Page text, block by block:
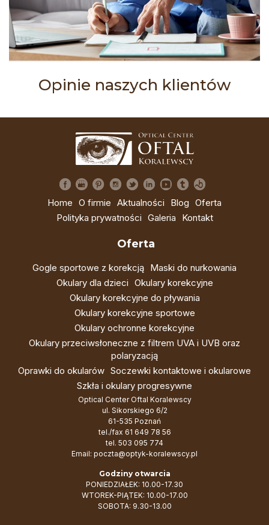
Opinie naszych klientów
Home O firmie Aktualności Blog Oferta
Polityka prywatności Galeria Kontakt
Oferta
Gogle sportowe z korekcją Maski do nurkowania
Okulary dla dzieci Okulary korekcyjne
Okulary korekcyjne do pływania
Okulary korekcyjne sportowe
Okulary ochronne korekcyjne
Okulary przeciwsłoneczne z filtrem UVA i UVB oraz
polaryzacją
Oprawki do okularów Soczewki kontaktowe i okularowe
Szkła i okulary progresywne
Optical Center Oftal Koralewscy
ul. Sikorskiego 6/2
61-535 Poznań
tel./fax 61 649 78 56
tel. 503 095 774
Email: poczta@optyk-koralewscy.pl
Godziny otwarcia
PONIEDZIAŁEK: 10.00-17.30
WTOREK-PIĄTEK: 10.00-17.00
SOBOTA: 9.30-13.00